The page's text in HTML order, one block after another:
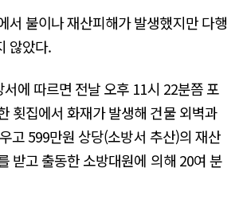
서 불이나 재산피해가 발생했지만 다행
않았다.
에 따르면 전날 오후 11시 22분쯤 포
횟집에서 화재가 발생해 건물 외벽과
고 599만원 상당(소방서 추산)의 재산
받고 출동한 소방대원에 의해 20여 분